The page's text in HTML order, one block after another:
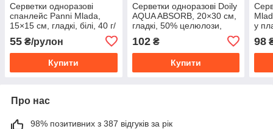
Серветки одноразові
спанлейс Panni Mlada,
15×15 см, гладкі, білі, 40 г/
55 ₴/рулон
Купити
Серветки одноразові Doily
AQUA ABSORB, 20×30 см,
гладкі, 50% целюлози,
102₴
Купити
у
98
Про нас
98% позитивних з 387 відгуків за рік